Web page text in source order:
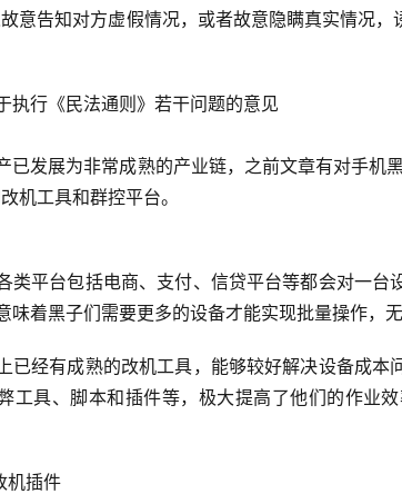
意告知对方虚假情况，或者故意隐瞒真实情况
执行《民法通则》若干问题的意见
已发展为非常成熟的产业链，之前文章有对手机
机工具和群控平台。
类平台包括电商、支付、信贷平台等都会对一
味着黑子们需要更多的设备才能实现批量操作，无
已经有成熟的改机工具，能够较好解决设备成
工具、脚本和插件等，极大提高了他们的作业
机插件